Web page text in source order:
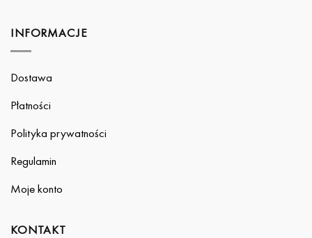
INFORMACJE
Dostawa
Płatności
Polityka prywatności
Regulamin
Moje konto
KONTAKT